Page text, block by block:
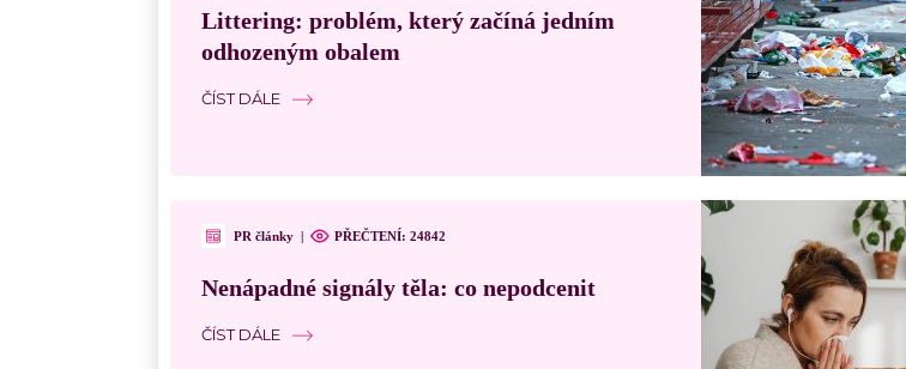
Littering: problém, který začíná jedním
odhozeným obalem
ČÍST DÁLE
PR články | PŘEČTENÍ: 24842
Nenápadné signály těla: co nepodcenit
ČÍST DÁLE